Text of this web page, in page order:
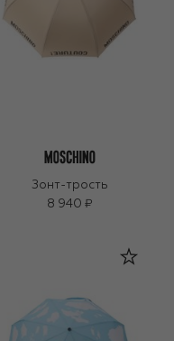
Зонт-трость
8 940 ₽